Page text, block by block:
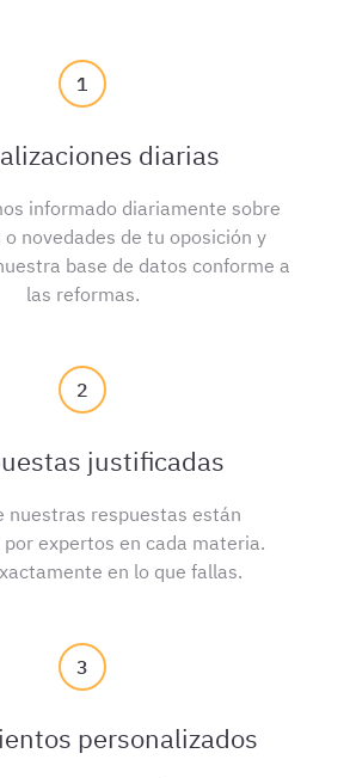
1
diarias
informado diariamente sobre
o novedades de tu oposición y
base de datos conforme a
las reformas.
2
justificadas
nuestras respuestas están
expertos en cada materia.
en lo que fallas.
3
personalizados